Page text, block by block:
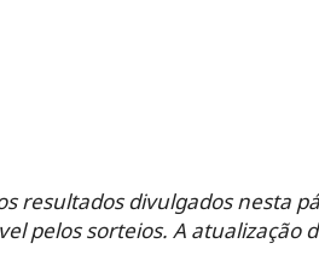
resultados divulgados nesta
pelos sorteios. A atualização